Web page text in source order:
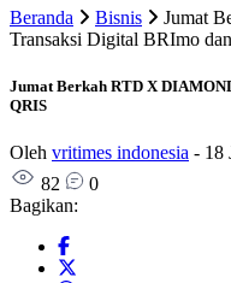
Beranda
Bisnis
Jumat
Transaksi Digital BRImo
Jumat Berkah RTD X
QRIS
Oleh vritimes indonesia - 18
82
0
Bagikan: